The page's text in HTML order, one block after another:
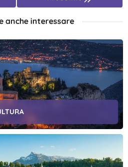
anche interessare